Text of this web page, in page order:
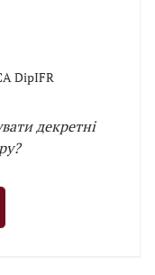
DipIFR
декретні